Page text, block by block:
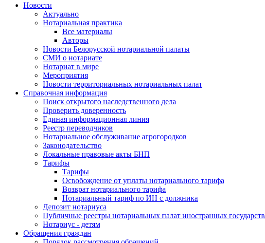
Новости
Актуально
Нотариальная практика
Все материалы
Авторы
Новости Белорусской нотариальной палаты
СМИ о нотариате
Нотариат в мире
Мероприятия
Новости территориальных нотариальных палат
Справочная информация
Поиск открытого наследственного дела
Проверить доверенность
Единая информационная линия
Реестр переводчиков
Нотариальное обслуживание агрогородков
Законодательство
Локальные правовые акты БНП
Тарифы
Тарифы
Освобождение от уплаты нотариального тарифа
Возврат нотариального тарифа
Нотариальный тариф по ИН с должника
Депозит нотариуса
Публичные реестры нотариальных палат иностранных государств
Нотариус - детям
Обращения граждан